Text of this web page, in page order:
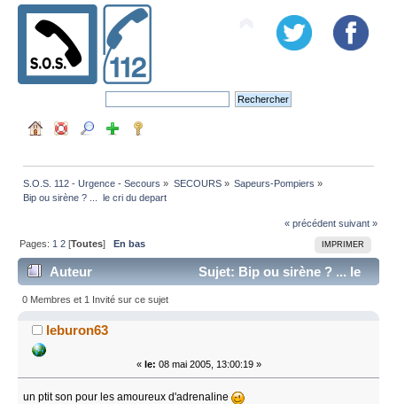
S.O.S. 112 - Urgence - Secours » SECOURS» Sapeurs-Pompiers »
Bip ou sirène ? ...  le cri du depart
« précédent suivant »
IMPRIMER
Pages: 1 2 [Toutes]En bas
Auteur
Sujet: Bip ou sirène ? ... le
cri du depart (Lu 52065 fois)
0 Membres et 1 Invité sur ce sujet
leburon63
« le: 08 mai 2005, 13:00:19 »
un ptit son pour les amoureux d'adrenaline